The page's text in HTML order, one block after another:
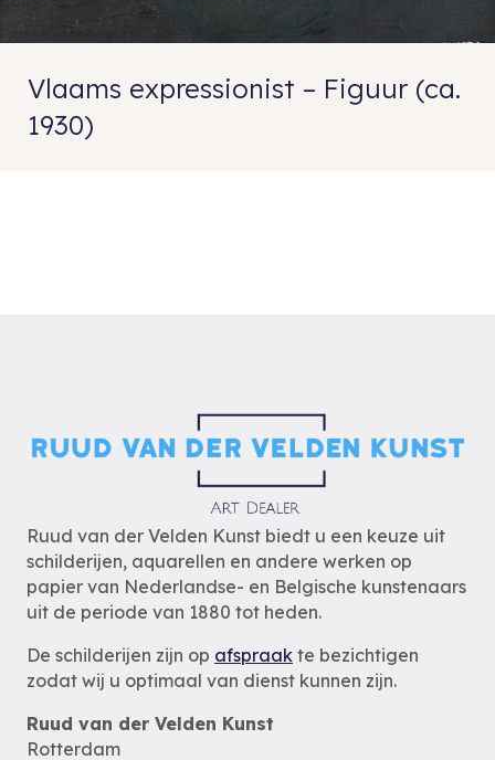
Vlaams expressionist – Figuur (ca.
1930)
Ruud van der Velden Kunst biedt u een keuze uit
schilderijen, aquarellen en andere werken op
papier van Nederlandse- en Belgische kunstenaars
uit de periode van 1880 tot heden.
De schilderijen zijn op afspraak te bezichtigen
zodat wij u optimaal van dienst kunnen zijn.
Ruud van der Velden Kunst
Rotterdam